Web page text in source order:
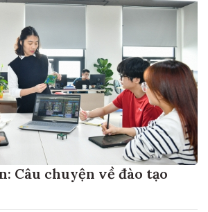
Câu chuyện về đào tạo